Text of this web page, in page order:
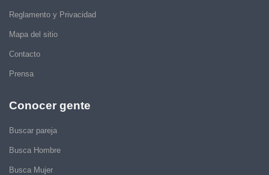
Reglamento y Privacidad
Mapa del sitio
Contacto
Prensa
Conocer gente
Buscar pareja
Busca Hombre
Busca Mujer